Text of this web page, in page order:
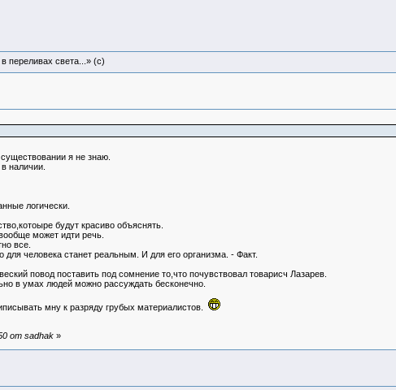
переливах света...» (c)
я не знаю.
наличии.
логически.
будут красиво объяснять.
может идти речь.
все.
для человека станет реальным. И для его организма. - Факт.
повод поставить под сомнение то,что почувствовал товарисч Лазарев.
в умах людей можно рассуждать бесконечно.
мну к разряду грубых материалистов.
от sadhak»